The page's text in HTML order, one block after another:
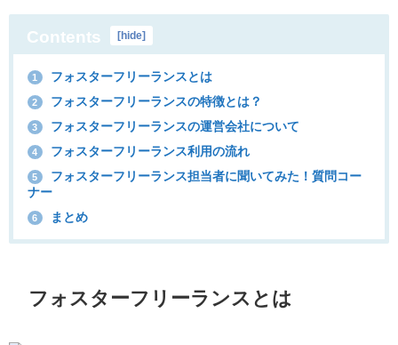
Contents [hide]
1 フォスターフリーランスとは
2 フォスターフリーランスの特徴とは？
3 フォスターフリーランスの運営会社について
4 フォスターフリーランス利用の流れ
5
フォスターフリーランス担当者に聞いてみた！質問コー
ナー
6 まとめ
フォスターフリーランスとは